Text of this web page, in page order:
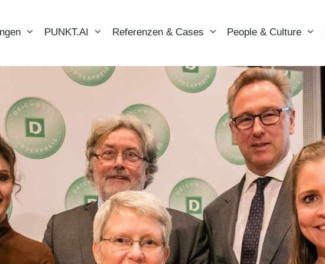
PUNKT.AI Referenzen & Cases People & Culture